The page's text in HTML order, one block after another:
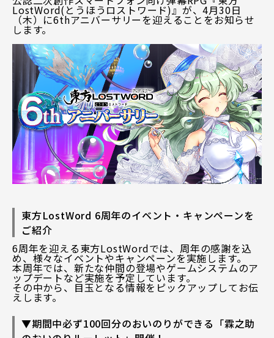
LostWord(とうほうロストワード)』が、4月30日
（木）に6thアニバーサリーを迎えることをお知らせ
します。
東方LostWord 6周年のイベント・キャンペーンを
ご紹介
6周年を迎える東方LostWordでは、周年の感謝を込
め、様々なイベントやキャンペーンを実施します。
本周年では、新たな仲間の登場やゲームシステムのア
ップデートなど実施を予定しています。
その中から、目玉となる情報をピックアップしてお伝
えします。
▼期間中必ず100回分のおいのりができる「霖之助